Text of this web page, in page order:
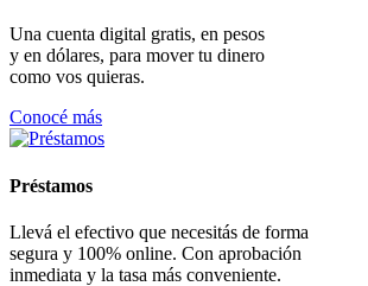
Una cuenta digital gratis, en pesos
y en dólares, para mover tu dinero
como vos quieras.
Conocé más
Préstamos
Llevá el efectivo que necesitás de forma
segura y 100% online. Con aprobación
inmediata y la tasa más conveniente.